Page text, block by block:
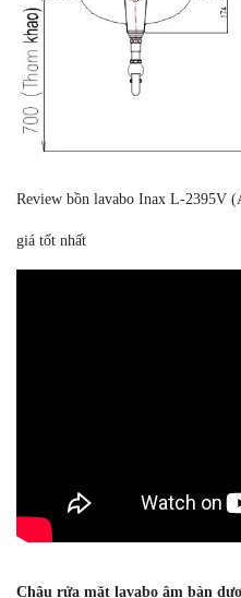
Review bồn lavabo Inax L-2395V
giá tốt nhất
Chậu rửa mặt lavabo âm bàn